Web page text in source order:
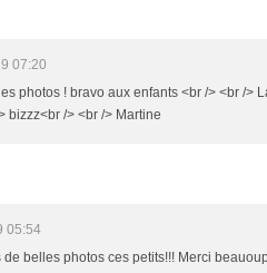
07:20
photos ! bravo aux enfants <br /> <br />
bizzz<br /> <br /> Martine
05:54
de belles photos ces petits!!! Merci